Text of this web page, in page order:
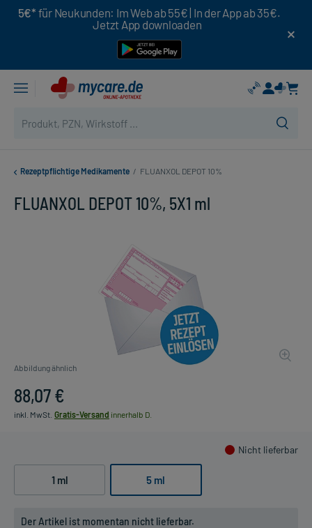
5€* für Neukunden: Im Web ab 55€ | In der App ab 35€.
Jetzt App downloaden
Rezeptpflichtige Medikamente / FLUANXOL DEPOT 10%
FLUANXOL DEPOT 10%, 5X1 ml
Abbildung ähnlich
88,07 €
inkl. MwSt. Gratis-Versand innerhalb D.
Nicht lieferbar
1 ml 5 ml
Der Artikel ist momentan nicht lieferbar.